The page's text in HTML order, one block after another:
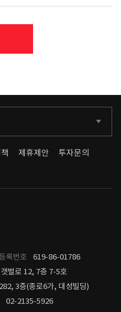
제휴제안
투자문의
록번호
619-86-01786
벌로 12, 7층 7-5호
3층(종로6가, 대성빌딩)
02-2135-5926